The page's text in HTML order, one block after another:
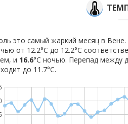
это самый жаркий месяц в Вене.
от 12.2°C до 12.2°C
и 16.6°C ночью. Перепад между
до 11.7°С.